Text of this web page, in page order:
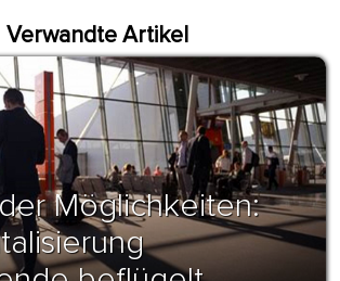
Verwandte Artikel
Möglichkeiten: